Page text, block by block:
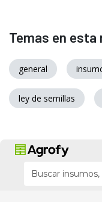
Temas en esta
general
ley de semillas